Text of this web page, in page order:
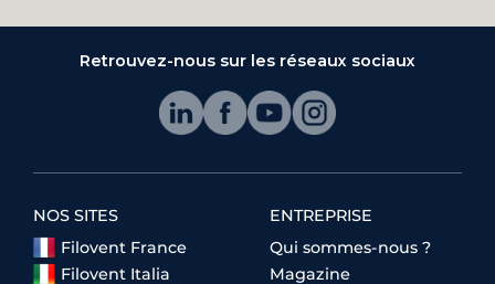
Retrouvez-nous sur les réseaux sociaux
NOS SITES
Filovent France
Filovent Italia
ENTREPRISE
Qui sommes-nous ?
Magazine